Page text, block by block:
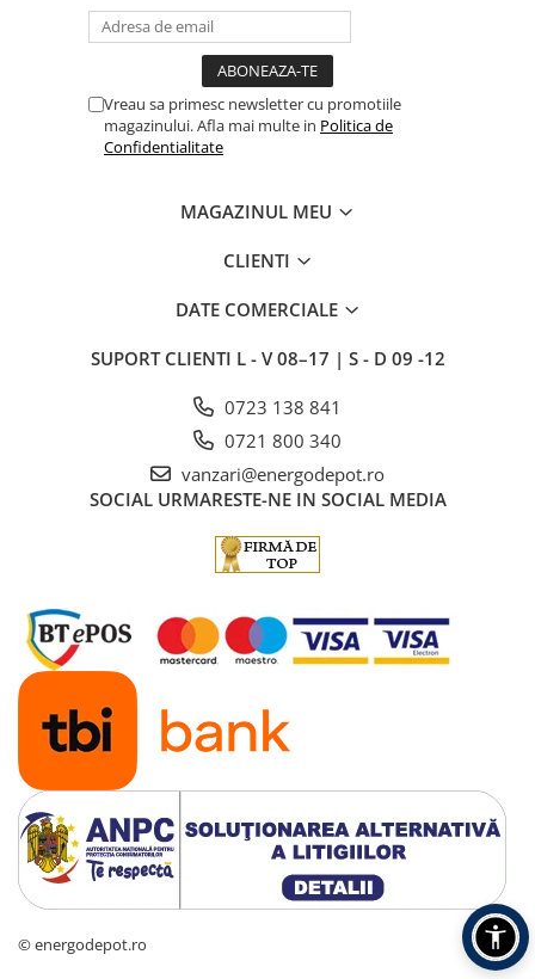
Vreau sa primesc newsletter cu promotiile
magazinului. Afla mai multe in Politica de
Confidentialitate
MAGAZINUL MEU
CLIENTI
DATE COMERCIALE
SUPORT CLIENTI L - V 08–17 | S - D 09 -12
0723 138 841
0721 800 340
vanzari@energodepot.ro
SOCIAL URMARESTE-NE IN SOCIAL MEDIA
© energodepot.ro